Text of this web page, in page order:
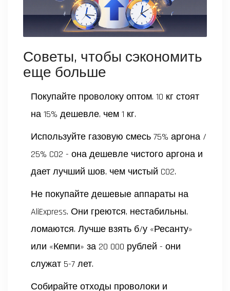
Советы, чтобы сэкономить
еще больше
Покупайте проволоку оптом. 10 кг стоят
на 15% дешевле, чем 1 кг.
Используйте газовую смесь 75% аргона /
25% CO2 - она дешевле чистого аргона и
дает лучший шов, чем чистый CO2.
Не покупайте дешевые аппараты на
AliExpress. Они греются, нестабильны,
ломаются. Лучше взять б/у «Ресанту»
или «Кемпи» за 20 000 рублей - они
служат 5-7 лет.
Собирайте отходы проволоки и